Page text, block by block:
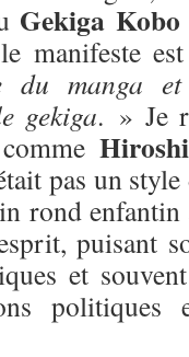
Gekiga Kobo
manifeste
du manga
gekiga. » Je
pas un
rond
puisant
et
politiques